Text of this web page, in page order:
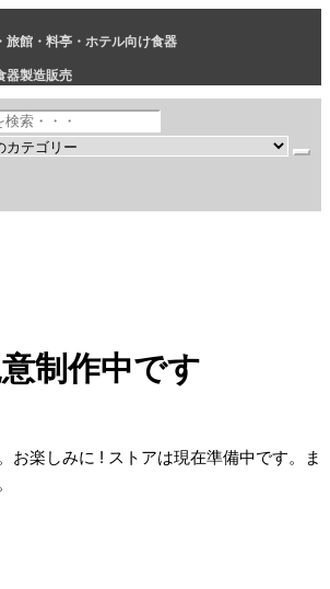
旅館・料亭・ホテル向け食器
器製造販売
割烹・旅館・料亭・ホテル等業務用卸販売
、おしゃれでかわいい和食器・洋食器はま
制作中です
お楽しみに ! ストアは現在準備中です。ま